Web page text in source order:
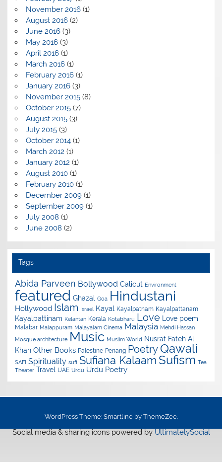
November 2016(1)
August 2016(2)
June 2016(3)
May 2016(3)
April 2016(1)
March 2016(1)
February 2016(1)
January 2016(3)
November 2015(8)
October 2015(7)
August 2015(3)
July 2015(3)
October 2014(1)
March 2012 (1)
January 2012 (1)
August 2010(1)
February 2010(1)
December 2009(1)
September 2009(1)
July 2008 (1)
June 2008 (2)
Tags
Abida Parveen Bollywood Calicut Environment
featured Ghazal Goa Hindustani
Hollywood Islam Israel Kayal Kayalpatnam Kayalpattanam
Kayalpattinam Kelantan Kerala Kotabharu Love Love poem
Malabar Malappuram Malayalam Cinema Malaysia Mehdi Hassan
Mosque architecture Music Muslim World Nusrat Fateh Ali
Khan Other Books Palestine Penang Poetry Qawali
SAFI Spirituality sufi Sufiana Kalaam Sufism Tea
Theater Travel UAE Urdu Urdu Poetry
WordPress Theme: Smartline by ThemeZee.
Social media & sharing icons powered by UltimatelySocial